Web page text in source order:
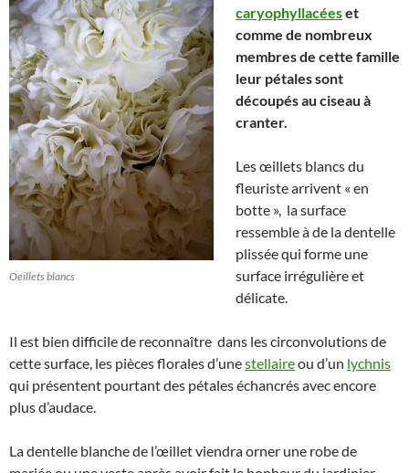
Oeillets blancs
caryophyllacéeset
comme de nombreux
membres de cette famille
leur pétales sont
découpés au ciseau à
cranter.
Les œillets blancs du
fleuriste arrivent « en
botte », la surface
ressemble à de la dentelle
plissée qui forme une
surface irrégulière et
délicate.
Il est bien difficile de reconnaître dans les circonvolutions de
cette surface, les pièces florales d’unestellaireou d’un lychnis
qui présentent pourtant des pétales échancrés avec encore
plus d’audace.
La dentelle blanche de l’œillet viendra orner une robe de